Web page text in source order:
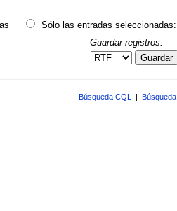
Sólo las entradas seleccionadas:
Guardar registros:
Guardar
Búsqueda CQL